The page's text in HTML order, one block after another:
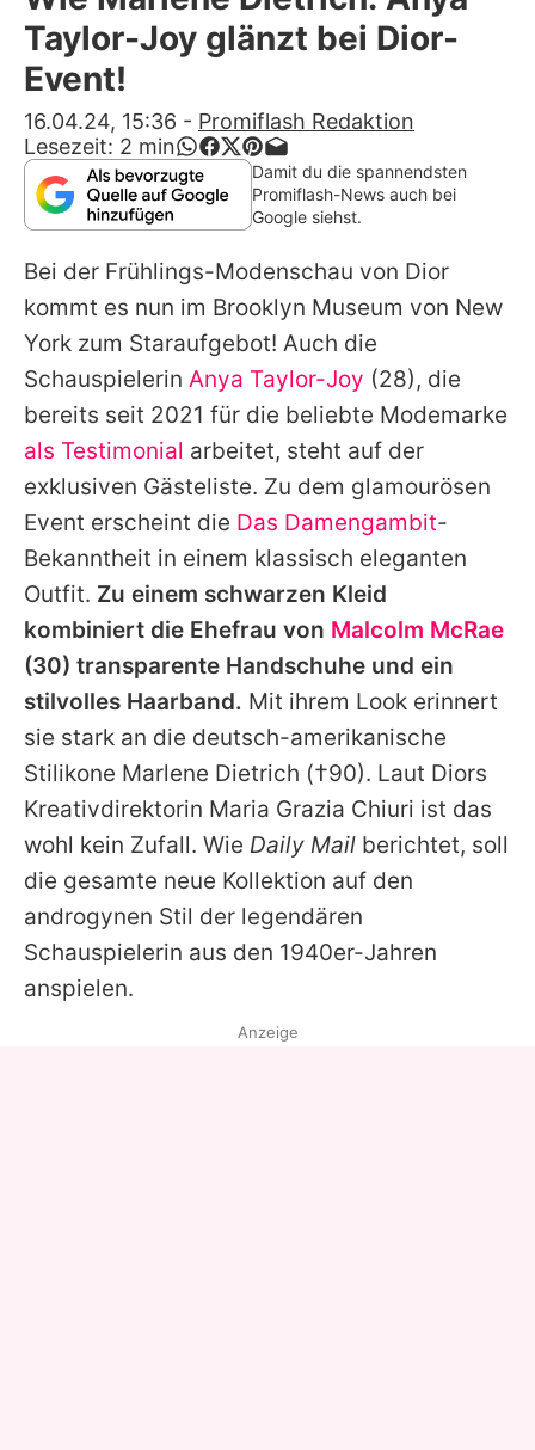
Alle Themen auf Promiflash
App runterladen
Team
Redaktionelle Richtlinien
Impressum
Datenschutzerklärung
Nutzungsbedingungen
Utiq verwalten
Taylor-Joy glänzt bei Dior-
Event!
16.04.24, 15:36 - Promiflash Redaktion
Lesezeit: 2 min
Damit du die spannendsten
Promiflash-News auch bei
Google siehst.
Bei der Frühlings-Modenschau von Dior
kommt es nun im Brooklyn Museum von New
York zum Staraufgebot! Auch die
Schauspielerin Anya Taylor-Joy (28), die
bereits seit 2021 für die beliebte Modemarke
als Testimonial arbeitet, steht auf der
exklusiven Gästeliste. Zu dem glamourösen
Event erscheint die Das Damengambit-
Bekanntheit in einem klassisch eleganten
Outfit. Zu einem schwarzen Kleid
kombiniert die Ehefrau von Malcolm McRae
(30) transparente Handschuhe und ein
stilvolles Haarband. Mit ihrem Look erinnert
sie stark an die deutsch-amerikanische
Stilikone Marlene Dietrich (†90). Laut Diors
Kreativdirektorin Maria Grazia Chiuri ist das
wohl kein Zufall. Wie Daily Mail berichtet, soll
die gesamte neue Kollektion auf den
androgynen Stil der legendären
Schauspielerin aus den 1940er-Jahren
anspielen.
Anzeige